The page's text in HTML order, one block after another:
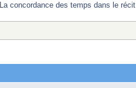
La concordance des temps dans le récit